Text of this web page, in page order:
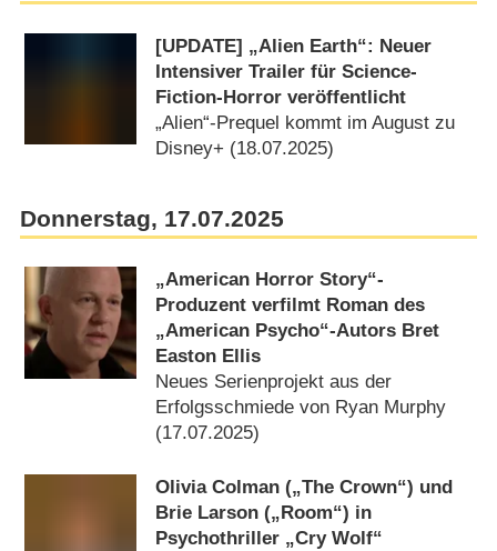
[UPDATE] „Alien Earth“: Neuer
Intensiver Trailer für Science-
Fiction-Horror veröffentlicht
„Alien“-Prequel kommt im August zu
Disney+ (18.07.2025)
Donnerstag, 17.07.2025
„American Horror Story“-
Produzent verfilmt Roman des
„American Psycho“-Autors Bret
Easton Ellis
Neues Serienprojekt aus der
Erfolgsschmiede von Ryan Murphy
(17.07.2025)
Olivia Colman („The Crown“) und
Brie Larson („Room“) in
Psychothriller „Cry Wolf“